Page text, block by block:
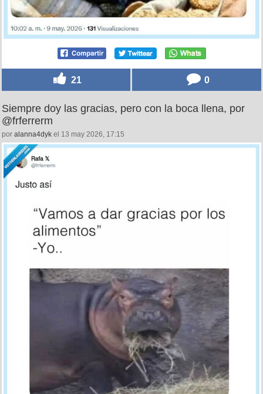
21 0
Siempre doy las gracias, pero con la boca llena, por
@frferrerm
por alanna4dyk el 13 may 2026, 17:15